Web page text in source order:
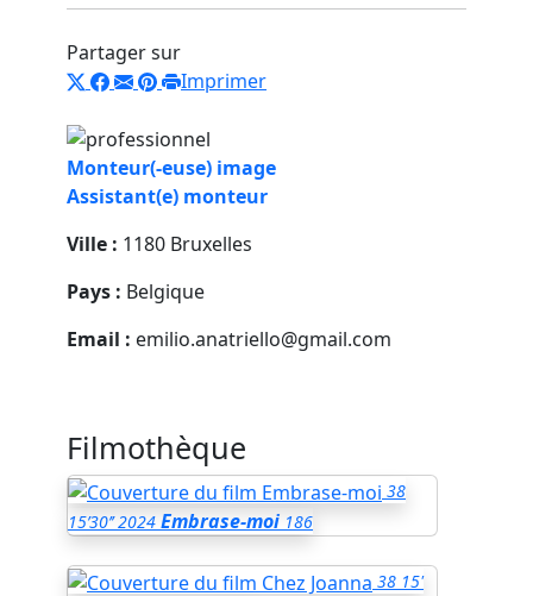
Partager sur
Imprimer
Monteur(-euse) image
Assistant(e) monteur
Ville : 1180 Bruxelles
Pays : Belgique
Email : emilio.anatriello@gmail.com
Filmothèque
38
15’30’’ 2024 Embrase-moi 186
38 15'